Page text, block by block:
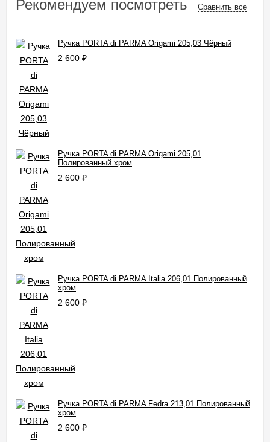
Рекомендуем посмотреть Сравнить все
Ручка PORTA di PARMA Origami 205,03 Чёрный
2 600 ₽
Ручка PORTA di PARMA Origami 205,01
Полированный хром
2 600 ₽
Ручка PORTA di PARMA Italia 206,01 Полированный
хром
2 600 ₽
Ручка PORTA di PARMA Fedra 213,01 Полированный
хром
2 600 ₽